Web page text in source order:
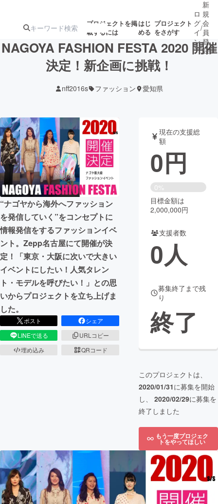
プロジェクトを掲
載するには
はじ
める
プロジェクト
をさがす
ターン
ジェクト
募集終了が近いプ
ロジェクト
アート・写真 音楽
テクノロジー・ガジェット ゲーム・サ
映像・映画 書籍・雑誌
ビジネス・起業 チャレンジ
まちづくり・地域活性化
CAMPFIRE for Social Good
CAMPFIRE Creation
CAMPFIREふるさと納税machi-ya
ロ
グ
イ
ン
/
新
規
会
員
登
録
NAGOYA FASHION FESTA 2020 開催
決定！新企画に挑戦！
nff2016s ファッション 愛知県
“ナゴヤから海外へファッション
を発信していく”をコンセプトに
情報発信をするファッションイベ
ント。Zepp名古屋にて開催が決
定！「東京・大阪に次いで大きい
イベントにしたい！人気タレン
ト・モデルを呼びたい！」との思
いからプロジェクトを立ち上げま
した。
ポスト
シェア
LINEで送る
URLコピー
埋め込み
QRコード
現在の支援総
額
0円
0%
目標金額は
2,000,000円
支援者数
0人
募集終了まで残
り
終了
このプロジェクトは、
2020/01/31に募集を開始
し、 2020/02/29に募集を
終了しました
もう一度プロジェク
トをやってほしい